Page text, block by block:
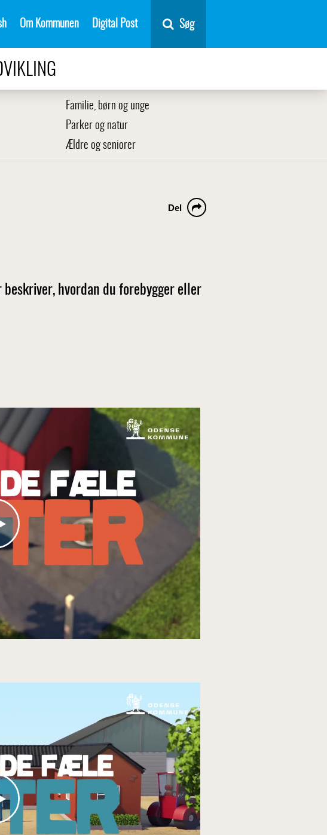
Om Kommunen Digital Post Søg
Familie, børn og unge
Parker og natur
Ældre og seniorer
Del
hvordan du forebygger eller